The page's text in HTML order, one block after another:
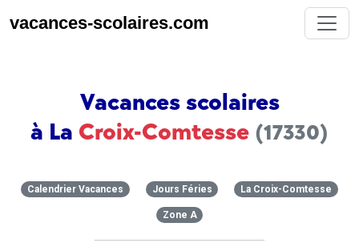
vacances-scolaires.com
Vacances scolaires
à La Croix-Comtesse (17330)
Calendrier Vacances Jours Féries La Croix-Comtesse
Zone A